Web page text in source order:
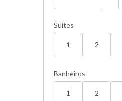
Suítes
1 2
Banheiros
1 2